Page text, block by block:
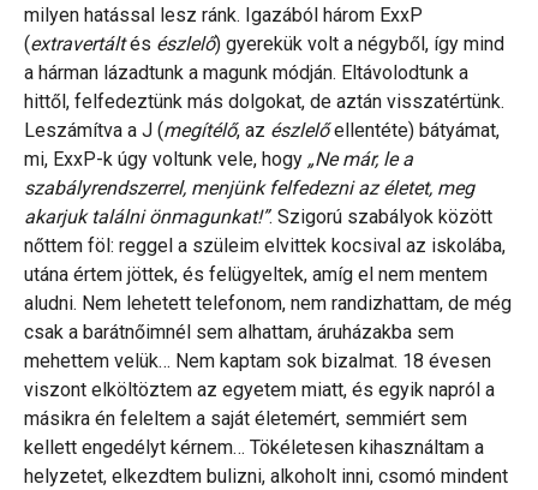
milyen hatással lesz ránk. Igazából három ExxP
(extravertáltés észlelő) gyerekük volt a négyből, így mind
a hárman lázadtunk a magunk módján. Eltávolodtunk a
hittől, felfedeztünk más dolgokat, de aztán visszatértünk.
Leszámítva a J (megítélő, az észlelőellentéte) bátyámat,
mi, ExxP-k úgy voltunk vele, hogy „Ne már, le a
szabályrendszerrel, menjünk felfedezni az életet, meg
akarjuk találni önmagunkat!”. Szigorú szabályok között
nőttem föl: reggel a szüleim elvittek kocsival az iskolába,
utána értem jöttek, és felügyeltek, amíg el nem mentem
aludni. Nem lehetett telefonom, nem randizhattam, de még
csak a barátnőimnél sem alhattam, áruházakba sem
mehettem velük… Nem kaptam sok bizalmat. 18 évesen
viszont elköltöztem az egyetem miatt, és egyik napról a
másikra én feleltem a saját életemért, semmiért sem
kellett engedélyt kérnem… Tökéletesen kihasználtam a
helyzetet, elkezdtem bulizni, alkoholt inni, csomó mindent